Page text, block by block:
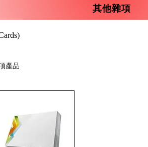
其他雜項
產品